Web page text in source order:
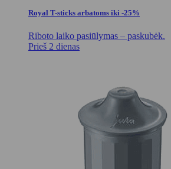
Royal T-sticks arbatoms iki -25%
Riboto laiko pasiūlymas – paskubėk.
Prieš 2 dienas